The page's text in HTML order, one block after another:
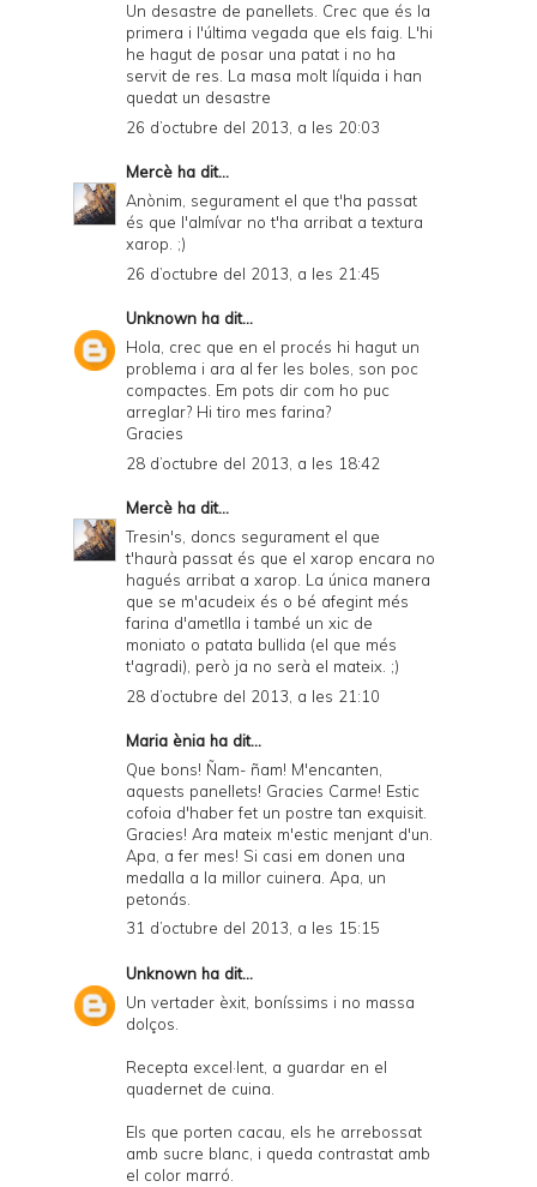
Un desastre de panellets. Crec que és la
primera i l'última vegada que els faig. L'hi
he hagut de posar una patat i no ha
servit de res. La masa molt líquida i han
quedat un desastre
26 d’octubre del 2013, a les 20:03
Mercè ha dit...
Anònim, segurament el que t'ha passat
és que l'almívar no t'ha arribat a textura
xarop. ;)
26 d’octubre del 2013, a les 21:45
Unknown ha dit...
Hola, crec que en el procés hi hagut un
problema i ara al fer les boles, son poc
compactes. Em pots dir com ho puc
arreglar? Hi tiro mes farina?
Gracies
28 d’octubre del 2013, a les 18:42
Mercè ha dit...
Tresin's, doncs segurament el que
t'haurà passat és que el xarop encara no
hagués arribat a xarop. La única manera
que se m'acudeix és o bé afegint més
farina d'ametlla i també un xic de
moniato o patata bullida (el que més
t'agradi), però ja no serà el mateix. ;)
28 d’octubre del 2013, a les 21:10
Maria ènia ha dit...
Que bons! Ñam- ñam! M'encanten,
aquests panellets! Gracies Carme! Estic
cofoia d'haber fet un postre tan exquisit.
Gracies! Ara mateix m'estic menjant d'un.
Apa, a fer mes! Si casi em donen una
medalla a la millor cuinera. Apa, un
petonás.
31 d’octubre del 2013, a les 15:15
Unknown ha dit...
Un vertader èxit, boníssims i no massa
dolços.
Recepta excel·lent, a guardar en el
quadernet de cuina.
Els que porten cacau, els he arrebossat
amb sucre blanc, i queda contrastat amb
el color marró.